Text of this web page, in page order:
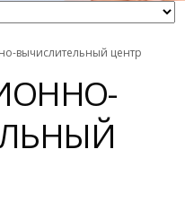
вычислительный центр